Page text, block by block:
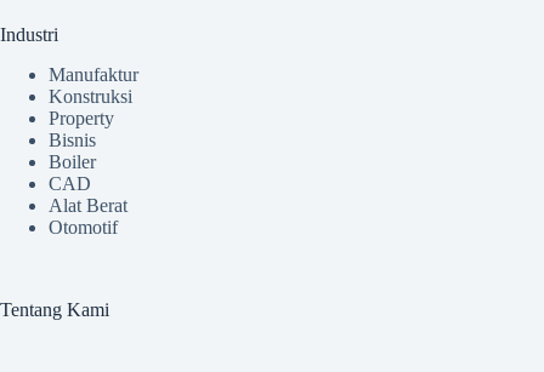
Industri
Manufaktur
Konstruksi
Property
Bisnis
Boiler
CAD
Alat Berat
Otomotif
Tentang Kami